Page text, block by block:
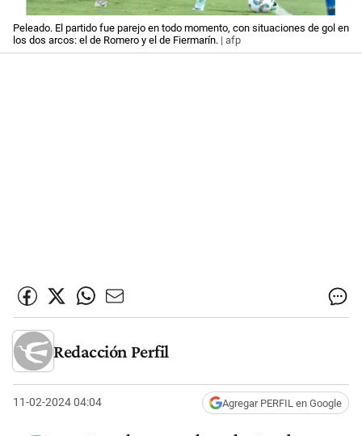
Peleado. El partido fue parejo en todo momento, con situaciones de gol en
los dos arcos: el de Romero y el de Fiermarín. | afp
Redacción Perfil
11-02-2024 04:04 Agregar PERFIL en Google